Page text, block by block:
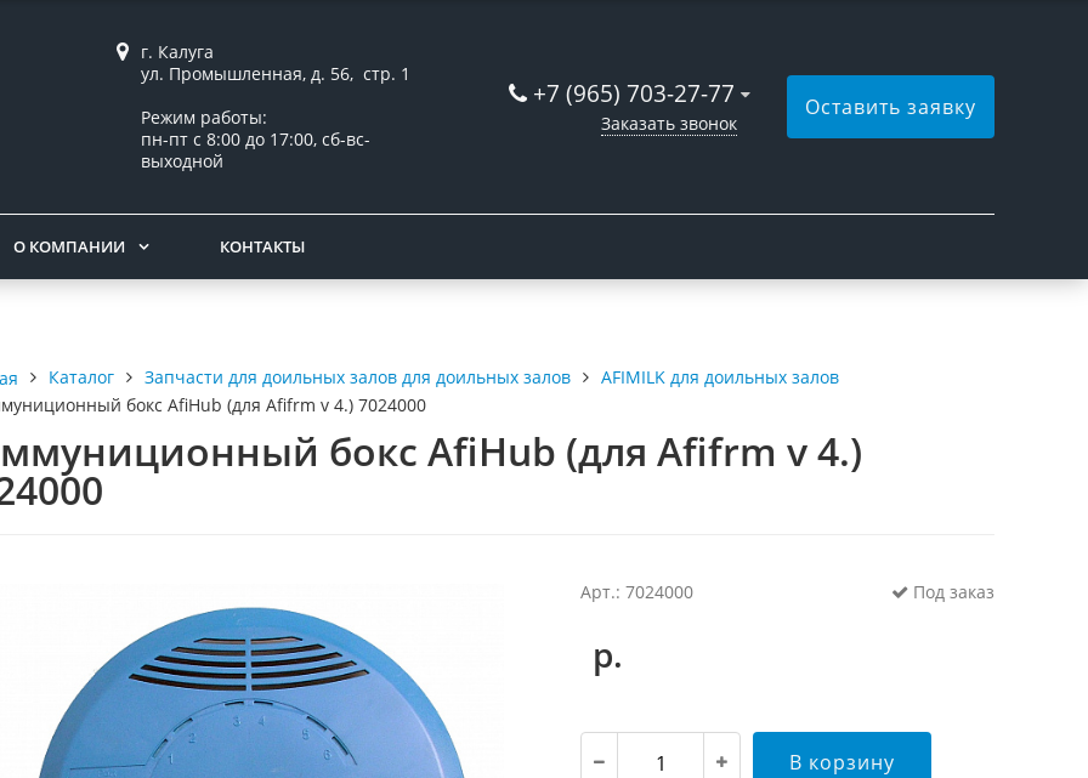
г. Калуга
ул. Промышленная, д. 56, стр. 1
Режим работы:
пн-пт с 8:00 до 17:00, сб-вс-
выходной
+7 (965) 703-27-77
Заказать звонок
Оставить заявку
О КОМПАНИИ КОНТАКТЫ
Каталог Запчасти для доильных залов для доильных залов
AFIMILK для доильных залов
бокс AfiHub (для Afifrm v 4.) 7024000
бокс AfiHub (для Afifrm v 4.)
Арт.: 7024000 Под заказ
р.
В корзину